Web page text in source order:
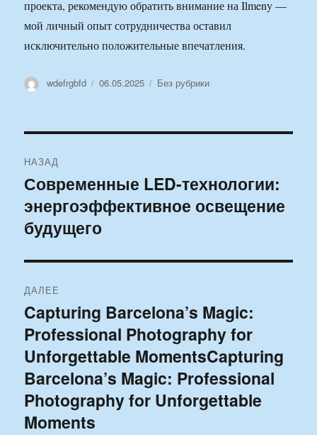
проекта, рекомендую обратить внимание на Ilmeny —
мой личный опыт сотрудничества оставил
исключительно положительные впечатления.
Автор
wdefrgbfd Опубликовано
06.05.2025 Рубрики
Без рубрики
по
записям
НАЗАД
Предыдущая
запись:
Современные LED-технологии:
энергоэффективное освещение
будущего
ДАЛЕЕ
Следующая
запись:
Capturing Barcelona’s Magic:
Professional Photography for
Unforgettable MomentsCapturing
Barcelona’s Magic: Professional
Photography for Unforgettable
Moments